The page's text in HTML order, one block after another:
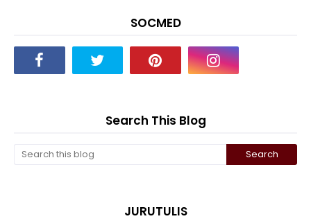
SOCMED
Search This Blog
JURUTULIS